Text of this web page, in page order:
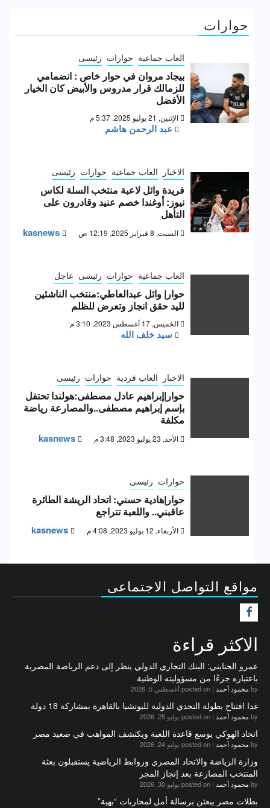
حوارات
العاب جماعية حوارات رئيسى
بيجاد مروان في حوار خاص : انضمامي
للزمالك قرار مدروس والأبيض كان الخيار
الأفضل
الإثنين, 21 يوليو 2025, 5:37 م
عبد الرحمن هاشم
الاخبار العاب جماعية حوارات رئيسى
فريدة وائل لاعبة منتخب السلة لكاس
نيوز: أوغندا خصم عنيد وقادرون على
التأهل
السبت, 8 فبراير 2025, 12:19 ص kasnews
العاب جماعية حوارات رئيسى عاجل
حوار| وائل عبدالعاطي:منتخب الناشئين
لليد حقق انجاز وتعرض للظلم
الخميس, 17 أغسطس 2023, 3:10 م
سيد خلف الله
الاخبار العاب فردية حوارات رئيسى
حوار|إبراهيم عادل مصطفى:هولندا تحتفل
بإسم إبراهيم مصطفى..والمصارعة رياضة
مكلفة
الأحد, 23 يوليو 2023, 3:48 م kasnews
حوارات رئيسى
حوار|هادية حسني: اتحاد الريشة الطائرة
عاقبني.. واللعبة تتراجع
الأربعاء, 12 يوليو 2023, 4:08 م kasnews
مواقع التواصل الاجتماعى
الاكثر قراءة
عمرو الجنايني: البنك التجاري الدولي ينظر إلى دعم الرياضة المصرية
باعتباره جزءًا من مسؤوليته الوطنية
by محمود أحمد | posted on أغسطس 5, 2026
غدا افتتاح بطولة التحدي الدولية للبوتشيا بالقاهرة بمشاركة 18 دولة
by محمود أحمد | posted on يوليو 25, 2026
اتحاد الهوكي يوسع قاعدة اللعبة ويكتشف المواهب في صعيد مصر
by محمود أحمد | posted on يوليو 24, 2026
وزارة الرياضة والاتحاد المصري وروابط الرياضية يستقبلون بعثة
المنتخب المصارعة بعد إنجاز المجر
by محمود أحمد | posted on يوليو 30, 2026
بطلات مصر يبعثن برسالة أمل لمحاربات “بهية”